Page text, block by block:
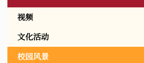
视频
文化活动
校园风景